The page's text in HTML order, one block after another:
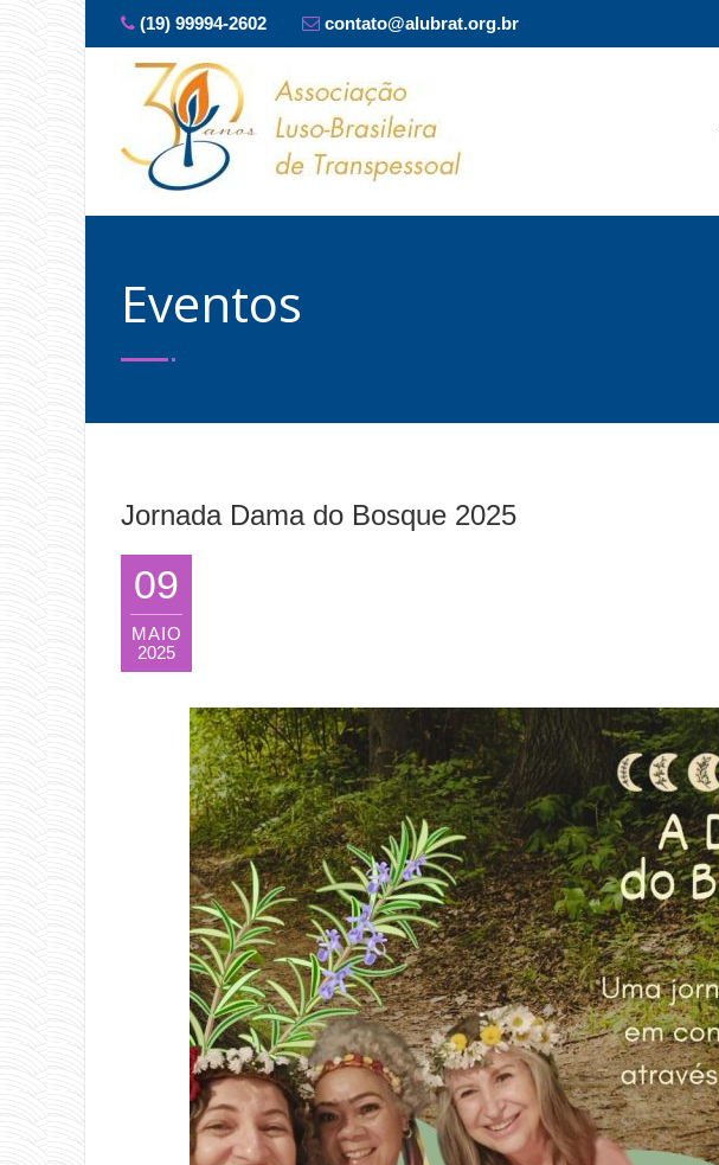
(19) 99994-2602 contato@alubrat.org.br
Eventos
Jornada Dama do Bosque 2025
09
MAIO
2025